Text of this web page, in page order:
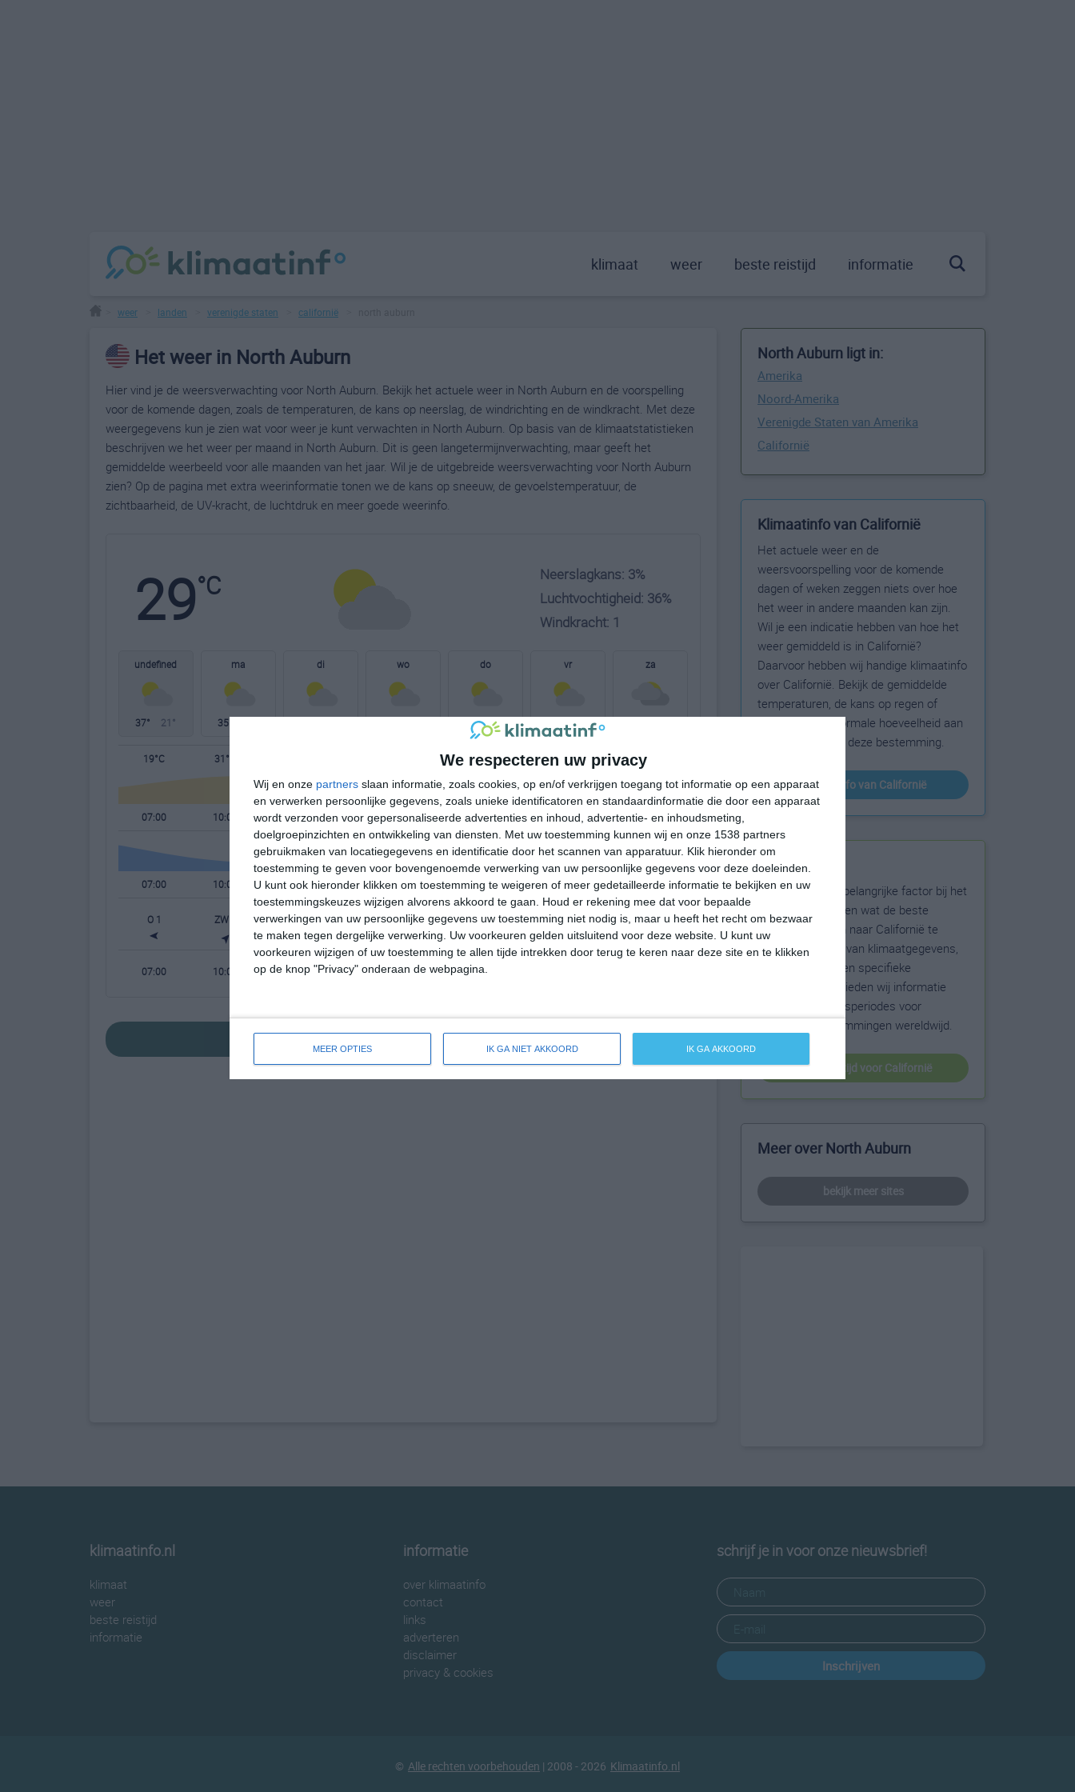
We respecteren uw privacy
Wij en onze partners slaan informatie, zoals cookies, op en/of verkrijgen toegang tot informatie op een apparaat
en verwerken persoonlijke gegevens, zoals unieke identificatoren en standaardinformatie die door een apparaat
wordt verzonden voor gepersonaliseerde advertenties en inhoud, advertentie- en inhoudsmeting,
doelgroepinzichten en ontwikkeling van diensten.
Met uw toestemming kunnen wij en onze 1538 partners
gebruikmaken van locatiegegevens en identificatie door het scannen van apparatuur. Klik hieronder om
toestemming te geven voor bovengenoemde verwerking van uw persoonlijke gegevens voor deze doeleinden.
U kunt ook hieronder klikken om toestemming te weigeren of meer gedetailleerde informatie te bekijken en uw
toestemmingskeuzes wijzigen alvorens akkoord te gaan.
Houd er rekening mee dat voor bepaalde
verwerkingen van uw persoonlijke gegevens uw toestemming niet nodig is, maar u heeft het recht om bezwaar
te maken tegen dergelijke verwerking. Uw voorkeuren gelden uitsluitend voor deze website. U kunt uw
voorkeuren wijzigen of uw toestemming te allen tijde intrekken door terug te keren naar deze site en te klikken
op de knop "Privacy" onderaan de webpagina.
MEER OPTIES IK GA NIET AKKOORD IK GA AKKOORD
klimaat weer beste reistijd informatie
weer landen verenigde staten californië
Het weer in North Auburn
Hier vind je de weersverwachting voor North Auburn. Bekijk het actuele weer in North Auburn en de voorspelling
voor de komende dagen, zoals de temperaturen, de kans op neerslag, de windrichting en de windkracht. Met deze
weergegevens kun je zien wat voor weer je kunt verwachten in North Auburn. Op basis van de klimaatstatistieken
beschrijven we het weer per maand in North Auburn. Dit is geen langetermijnverwachting, maar geeft het
gemiddelde weerbeeld voor alle maanden van het jaar. Wil je de uitgebreide weersverwachting voor North Auburn
zien? Op de pagina met extra weerinformatie tonen we de kans op sneeuw, de gevoelstemperatuur, de
zichtbaarheid, de UV-kracht, de luchtdruk en meer goede weerinfo.
29°C
Neerslagkans: 3%
Luchtvochtigheid: 36%
Windkracht: 1
undefined
37° 21°
ma
35°
di wo do
31° 18°
vr
17°
za
19°C 31°C 35°C 28°C 25°C 23°C
07:00 10:00 13:00 16:00 19:00 22:00 01:00 04:00
07:00 10:00 13:00 16:00 19:00 22:00 01:00 04:00
O 1 ZW 1 ZW 2 WZW 2 ZW 1 ZO 2 O 2 OZO 2
07:00 10:00 13:00 16:00 19:00
bekijk de uitgebreide weersverwachting voor North Auburn
North Auburn ligt in:
Amerika
Noord-Amerika
Verenigde Staten van Amerika
Californië
Klimaatinfo van Californië
Het actuele weer en de
weersvoorspelling voor de komende
dagen of weken zeggen niets over hoe
het weer in andere maanden kan zijn.
Wil je een indicatie hebben van hoe het
weer gemiddeld is in Californië?
Daarvoor hebben wij handige klimaatinfo
over Californië. Bekijk de gemiddelde
temperaturen, de kans op regen of
sneeuw en de normale hoeveelheid aan
zonneschijn voor deze bestemming.
klimaatinfo van Californië
Beste reistijd
Het weer is een belangrijke factor bij het
reizen. Wil je weten wat de beste
maanden zijn om naar Californië te
reizen? Op basis van klimaatgegevens,
weersextremen en specifieke
weerinformatie bieden wij informatie
over de beste reisperiodes voor
duizenden bestemmingen wereldwijd.
beste reistijd voor Californië
Meer over North Auburn
bekijk meer sites
klimaatinfo.nl
klimaat
weer
beste reistijd
informatie
informatie
over klimaatinfo
contact
links
adverteren
disclaimer
privacy & cookies
schrijf je in voor onze nieuwsbrief!
Inschrijven
© Alle rechten voorbehouden | 2008 - 2026 Klimaatinfo.nl